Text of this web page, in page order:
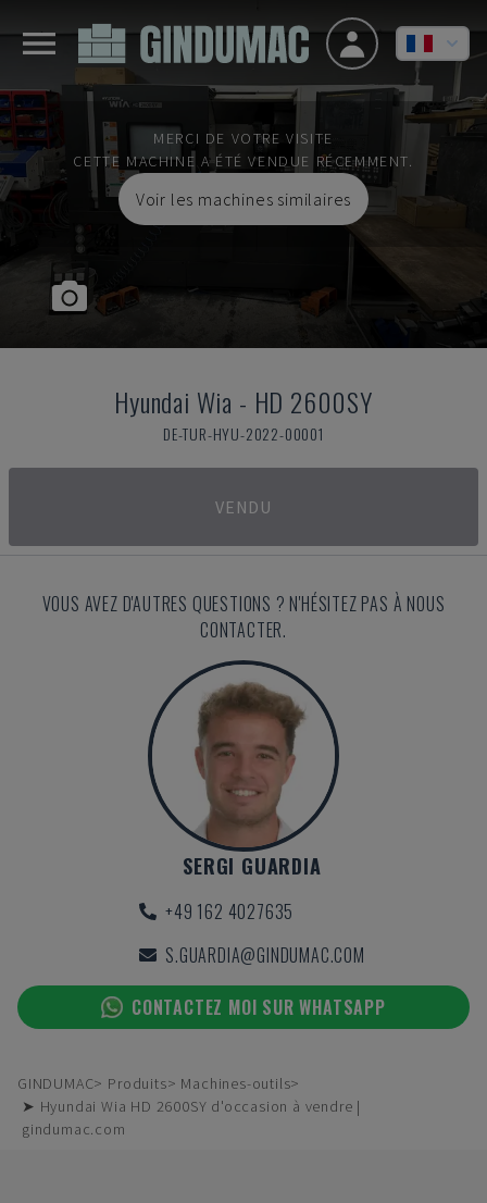
MERCI DE VOTRE VISITE
CETTE MACHINE A ÉTÉ VENDUE RÉCEMMENT.
Voir les machines similaires
Hyundai Wia - HD 2600SY
DE-TUR-HYU-2022-00001
VENDU
VOUS AVEZ D'AUTRES QUESTIONS ? N'HÉSITEZ PAS À NOUS
CONTACTER.
SERGI GUARDIA
+49 162 4027635
S.GUARDIA@GINDUMAC.COM
CONTACTEZ MOI SUR WHATSAPP
GINDUMAC Produits
Machines-outils
➤ Hyundai Wia HD 2600SY d'occasion à vendre |
gindumac.com